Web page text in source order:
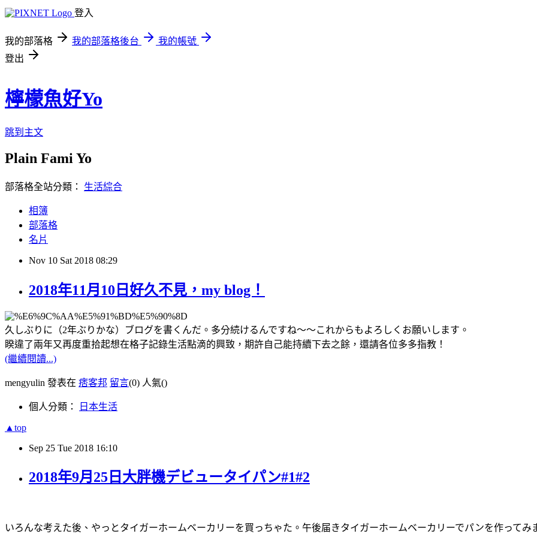
登入
我的部落格 我的部落格後台
我的帳號
登出
檸檬魚好Yo
跳到主文
Plain Fami Yo
部落格全站分類： 生活綜合
相簿
部落格
名片
Nov 10 Sat 2018 08:29
2018年11月10日好久不見，my blog！
久しぶりに（2年ぶりかな）ブログを書くんだ。多分続けるんですね〜〜これからもよろしくお願いします。
睽違了兩年又再度重拾起想在格子記錄生活點滴的興致，期許自己能持續下去之餘，還請各位多多指教！
(繼續閱讀...)
mengyulin 發表在 痞客邦 留言(0) 人氣()
個人分類： 日本生活
▲top
Sep 25 Tue 2018 16:10
2018年9月25日大胖機デビュータイパン#1#2
いろんな考えた後、やっとタイガーホームベーカリーを買っちゃた。午後届きタイガーホームベーカリーでパンを作ってみ